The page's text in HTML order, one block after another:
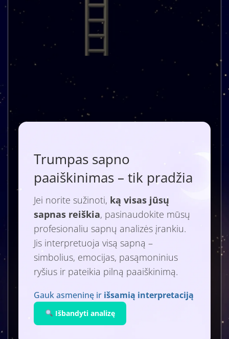
Trumpas sapno
paaiškinimas – tik pradžia
Jei norite sužinoti, ką visas jūsų
sapnas reiškia, pasinaudokite mūsų
profesionaliu sapnų analizės įrankiu.
Jis interpretuoja visą sapną –
simbolius, emocijas, pasąmoninius
ryšius ir pateikia pilną paaiškinimą.
Gauk asmeninę ir išsamią interpretaciją
Išbandyti analizę